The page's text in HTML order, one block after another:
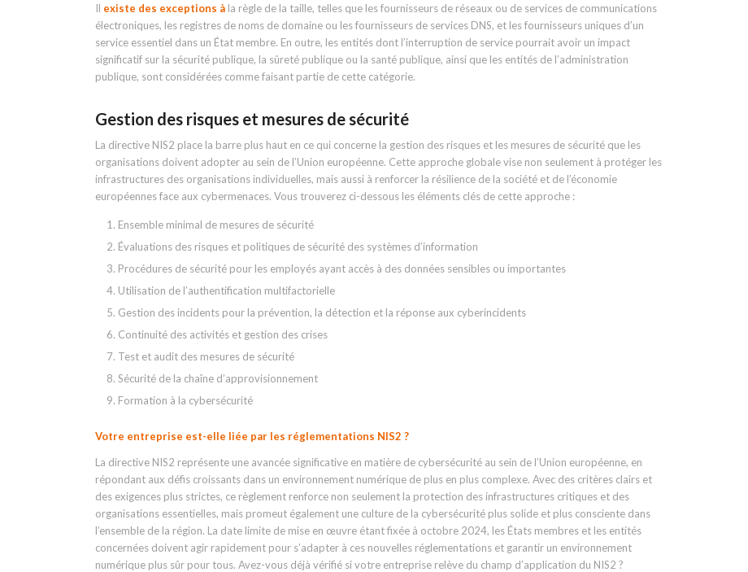
Il existe des exceptions à la règle de la taille, telles que les fournisseurs de réseaux ou de services de communications
électroniques, les registres de noms de domaine ou les fournisseurs de services DNS, et les fournisseurs uniques d’un
service essentiel dans un État membre. En outre, les entités dont l’interruption de service pourrait avoir un impact
significatif sur la sécurité publique, la sûreté publique ou la santé publique, ainsi que les entités de l’administration
publique, sont considérées comme faisant partie de cette catégorie.
Gestion des risques et mesures de sécurité
La directive NIS2 place la barre plus haut en ce qui concerne la gestion des risques et les mesures de sécurité que les
organisations doivent adopter au sein de l’Union européenne. Cette approche globale vise non seulement à protéger les
infrastructures des organisations individuelles, mais aussi à renforcer la résilience de la société et de l’économie
européennes face aux cybermenaces. Vous trouverez ci-dessous les éléments clés de cette approche :
Ensemble minimal de mesures de sécurité
Évaluations des risques et politiques de sécurité des systèmes d’information
Procédures de sécurité pour les employés ayant accès à des données sensibles ou importantes
Utilisation de l’authentification multifactorielle
Gestion des incidents pour la prévention, la détection et la réponse aux cyberincidents
Continuité des activités et gestion des crises
Test et audit des mesures de sécurité
Sécurité de la chaîne d’approvisionnement
Formation à la cybersécurité
Votre entreprise est-elle liée par les réglementations NIS2 ?
La directive NIS2 représente une avancée significative en matière de cybersécurité au sein de l’Union européenne, en
répondant aux défis croissants dans un environnement numérique de plus en plus complexe. Avec des critères clairs et
des exigences plus strictes, ce règlement renforce non seulement la protection des infrastructures critiques et des
organisations essentielles, mais promeut également une culture de la cybersécurité plus solide et plus consciente dans
l’ensemble de la région. La date limite de mise en œuvre étant fixée à octobre 2024, les États membres et les entités
concernées doivent agir rapidement pour s’adapter à ces nouvelles réglementations et garantir un environnement
numérique plus sûr pour tous. Avez-vous déjà vérifié si votre entreprise relève du champ d’application du NIS2 ?